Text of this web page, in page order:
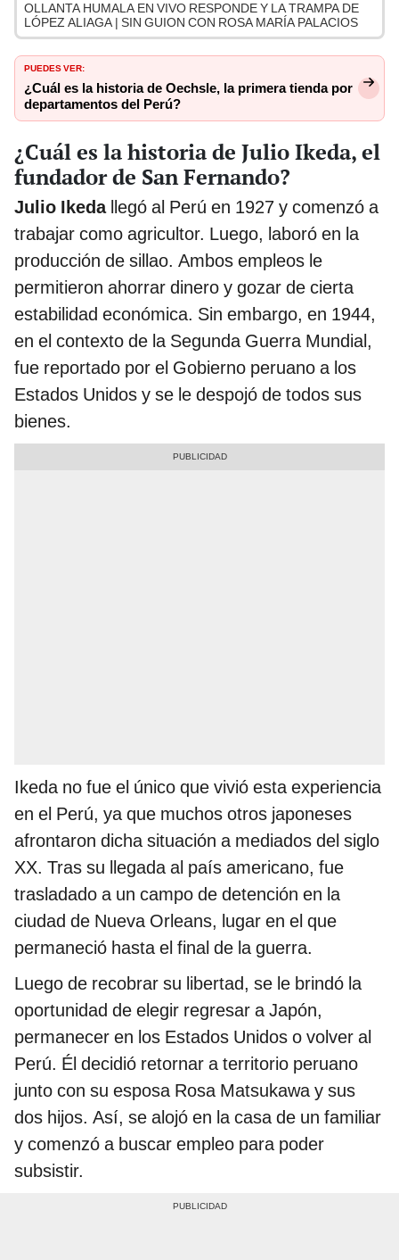
OLLANTA HUMALA EN VIVO RESPONDE Y LA TRAMPA DE
LÓPEZ ALIAGA | SIN GUION CON ROSA MARÍA PALACIOS
PUEDES VER:
¿Cuál es la historia de Oechsle, la primera tienda por
departamentos del Perú?
¿Cuál es la historia de Julio Ikeda, el
fundador de San Fernando?
Julio Ikedallegó al Perú en 1927 y comenzó a
trabajar como agricultor. Luego, laboró en la
producción de sillao. Ambos empleos le
permitieron ahorrar dinero y gozar de cierta
estabilidad económica. Sin embargo, en 1944,
en el contexto de la Segunda Guerra Mundial,
fue reportado por el Gobierno peruano a los
Estados Unidos y se le despojó de todos sus
bienes.
Ikeda no fue el único que vivió esta experiencia
en el Perú, ya que muchos otros japoneses
afrontaron dicha situación a mediados del siglo
XX. Tras su llegada al país americano, fue
trasladado a un campo de detención en la
ciudad de Nueva Orleans, lugar en el que
permaneció hasta el final de la guerra.
Luego de recobrar su libertad, se le brindó la
oportunidad de elegir regresar a Japón,
permanecer en los Estados Unidos o volver al
Perú. Él decidió retornar a territorio peruano
junto con su esposa Rosa Matsukawa y sus
dos hijos. Así, se alojó en la casa de un familiar
y comenzó a buscar empleo para poder
subsistir.